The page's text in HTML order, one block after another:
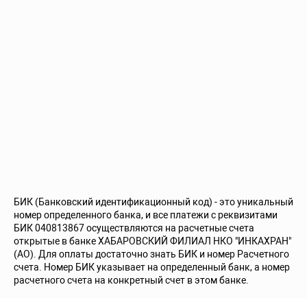
БИК (Банковский идентификационный код) - это уникальный
номер определенного банка, и все платежи с реквизитами
БИК 040813867 осуществляются на расчетные счета
открытые в банке ХАБАРОВСКИЙ ФИЛИАЛ НКО "ИНКАХРАН"
(АО). Для оплаты достаточно знать БИК и номер Расчетного
счета. Номер БИК указывает на определенный банк, а номер
расчетного счета на конкретный счет в этом банке.